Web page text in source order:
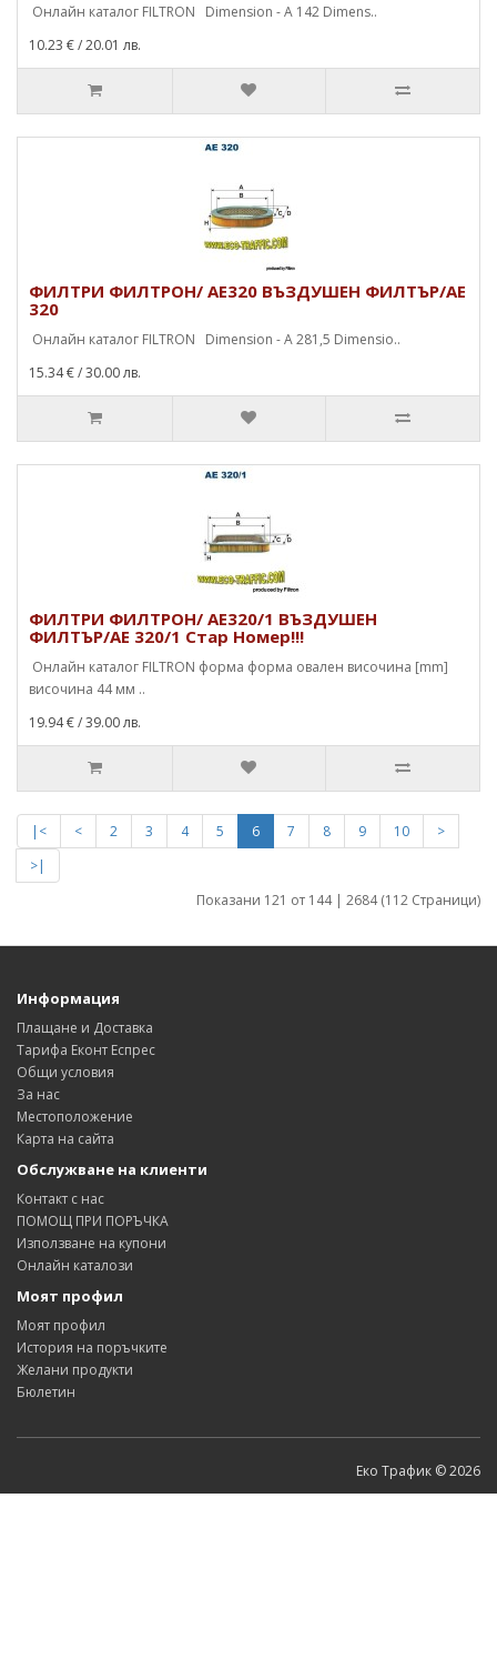
Онлайн каталог FILTRON Dimension - A 142 Dimens..
10.23 €/ 20.01 лв.
ФИЛТРИ ФИЛТРОН/ AE320 ВЪЗДУШЕН ФИЛТЪР/AE
320
Онлайн каталог FILTRON Dimension - A 281,5 Dimensio..
15.34 €/ 30.00 лв.
ФИЛТРИ ФИЛТРОН/ AE320/1 ВЪЗДУШЕН
ФИЛТЪР/AE 320/1 Стар Номер!!!
Онлайн каталог FILTRON форма форма овален височина [mm]
височина 44 мм ..
19.94 €/ 39.00 лв.
|< < 2 3 4 5 6 7 8 9 10
>
>|
Показани 121 от 144 | 2684 (112 Страници)
Информация
Плащане и Доставка
Тарифа Еконт Еспрес
Общи условия
За нас
Местоположение
Карта на сайта
Обслужване на клиенти
Контакт с нас
ПОМОЩ ПРИ ПОРЪЧКА
Използване на купони
Онлайн каталози
Моят профил
Моят профил
История на поръчките
Желани продукти
Бюлетин
Еко Трафик © 2026